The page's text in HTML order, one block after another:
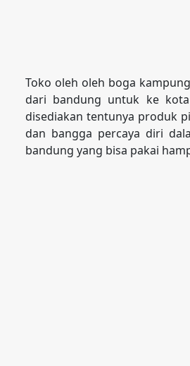
Toko oleh oleh boga
dari bandung untuk ke
disediakan tentunya produk
dan bangga percaya diri
bandung yang bisa pakai